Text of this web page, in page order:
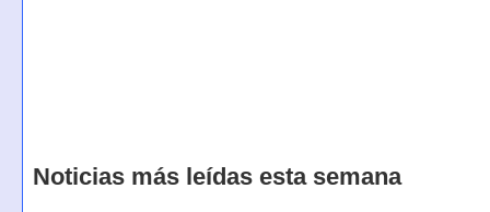
Noticias más leídas esta semana